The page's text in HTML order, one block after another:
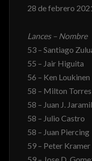
28 de febrero
Lances – Nombre
53 – Santiago
55 – Jair Higuita
56 – Ken Loukinen
58 – Milton Torres
58 – Juan J.
58 – Julio Castro
58 – Juan Piercing
59 – Peter Kramer